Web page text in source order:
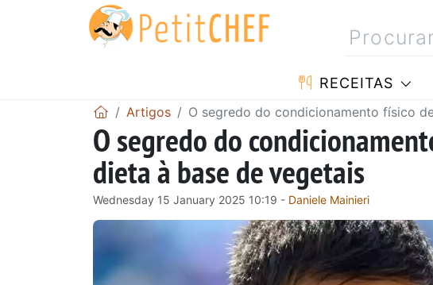
RECEITAS
Artigos O segredo do condicionamento físico
O segredo do
dieta à base de vegetais
Wednesday 15 January 2025 10:19 - Daniele Mainieri